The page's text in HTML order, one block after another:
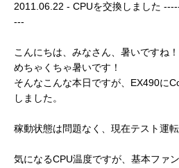
2011.06.22 - CPUを交換しました
---
こんにちは、みなさん、暑いですね！
めちゃくちゃ暑いです！
そんなこんな本日ですが、EX490に
しました。
稼動状態は問題なく、現在テスト運転
気になるCPU温度ですが、基本ファ